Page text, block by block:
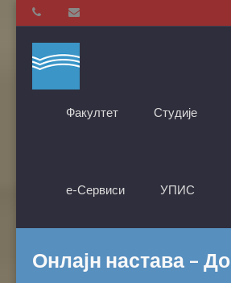
Факултет Студије
е-Сервиси УПИС
Онлајн настава –